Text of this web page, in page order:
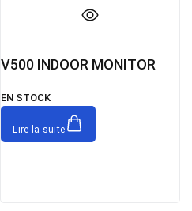
V500 INDOOR MONITOR
EN STOCK
Lire la suite